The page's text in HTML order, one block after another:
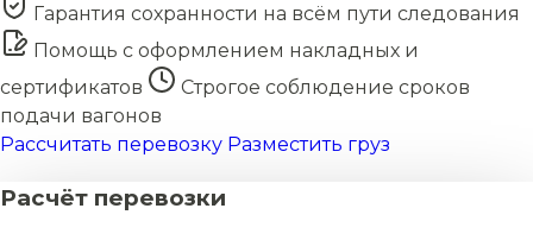
Гарантия сохранности на всём пути следования
Помощь с оформлением накладных и
сертификатов
Строгое соблюдение сроков
подачи вагонов
Рассчитать перевозку Разместить груз
Расчёт перевозки